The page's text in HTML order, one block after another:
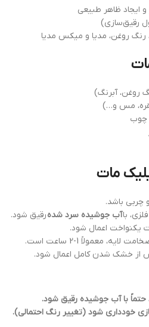
ایجاد ظاهر طبیعی
رقیق‌سازی)
رنگ روغن، مدیا و میکس مدیا
روغن، آبرنگ)
مس و…)
چوب
مات
چربی باشد.
باآب جوشیده سرد شدهرقیق شود.
یکنواخت اعمال شود.
معمولاً 1-2 ساعت است.
از خشک شدن کامل اعمال شود.
حتماً با آب جوشیده رقیق شود.
خودداری شود (تغییر رنگ احتمالی).